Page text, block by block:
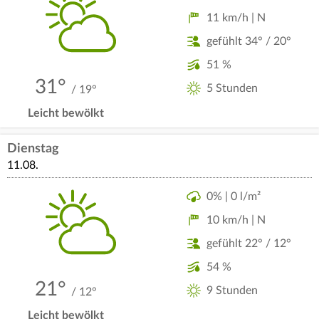
31° / 19°
Leicht bewölkt
11 km/h | N
gefühlt 34° / 20°
51 %
5 Stunden
Dienstag
11.08.
21° / 12°
Leicht bewölkt
0% | 0 l/m²
10 km/h | N
gefühlt 22° / 12°
54 %
9 Stunden